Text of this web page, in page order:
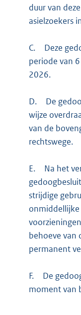
duur van
asielzoekers
C.
Deze
periode van
2026.
D.
De
wijze
van de
rechtswege.
E.
Na het
strijdige
onmiddellijke
behoeve van
permanent
F.
De
moment van